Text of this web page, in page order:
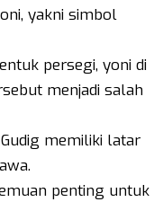
yakni simbol
persegi, yoni di
menjadi salah
memiliki latar
penting untuk